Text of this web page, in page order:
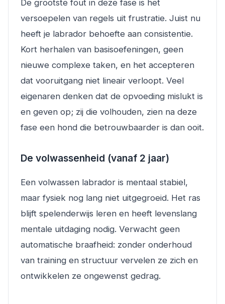
De grootste fout in deze fase is het
versoepelen van regels uit frustratie. Juist nu
heeft je labrador behoefte aan consistentie.
Kort herhalen van basisoefeningen, geen
nieuwe complexe taken, en het accepteren
dat vooruitgang niet lineair verloopt. Veel
eigenaren denken dat de opvoeding mislukt is
en geven op; zij die volhouden, zien na deze
fase een hond die betrouwbaarder is dan ooit.
De volwassenheid (vanaf 2 jaar)
Een volwassen labrador is mentaal stabiel,
maar fysiek nog lang niet uitgegroeid. Het ras
blijft spelenderwijs leren en heeft levenslang
mentale uitdaging nodig. Verwacht geen
automatische braafheid: zonder onderhoud
van training en structuur vervelen ze zich en
ontwikkelen ze ongewenst gedrag.